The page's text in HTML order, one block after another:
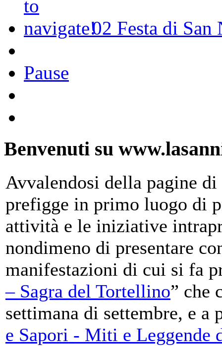
02 Festa di San
Pause
Benvenuti su
Avvalendosi della pagine
prefigge in primo luogo di
attività e le iniziative
nondimeno di presentare
manifestazioni di cui si fa
– Sagra del Tortellino” che
settimana di settembre, e a
e Sapori - Miti e Leggende